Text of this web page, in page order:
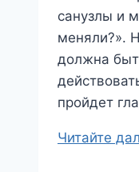
санузлы и
меняли?».
должна
пройдет
Читайте